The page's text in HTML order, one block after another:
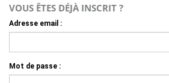
VOUS ÊTES DÉJÀ INSCRIT ?
Adresse email :
Mot de passe :